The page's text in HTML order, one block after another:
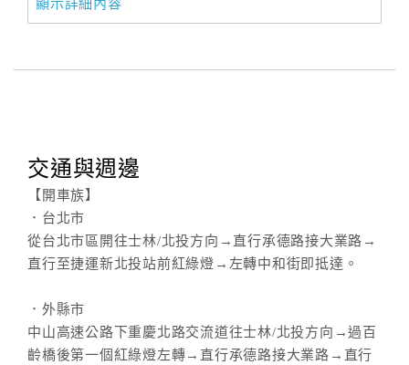
顯示詳細內容
交通與週邊
【開車族】
．台北市
從台北市區開往士林/北投方向→直行承德路接大業路→
直行至捷運新北投站前紅綠燈→左轉中和街即抵達。
．外縣市
中山高速公路下重慶北路交流道往士林/北投方向→過百
齡橋後第一個紅綠燈左轉→直行承德路接大業路→直行